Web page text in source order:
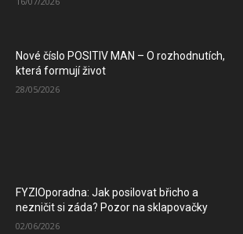
Nové číslo POSITIV MAN – O rozhodnutích,
která formují život
28/05/2026
FYZIOporadna: Jak posilovat břicho a
nezničit si záda? Pozor na sklapovačky
02/06/2026